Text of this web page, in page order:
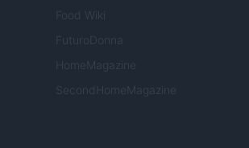
Food Wiki
FuturoDonna
HomeMagazine
SecondHomeMagazine